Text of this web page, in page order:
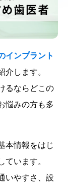
インプラント
介します。
るならどこの
悩みの方も多
本情報をはじ
います。
いやすさ、設